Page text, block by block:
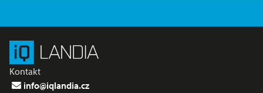
Kontakt
info@iqlandia.cz